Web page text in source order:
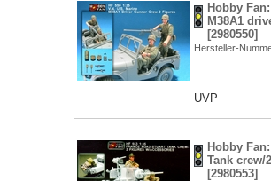
Hobby
M38A1
[2980550]
Hersteller-
UVP
Hobby
Tank crew/
[2980553]